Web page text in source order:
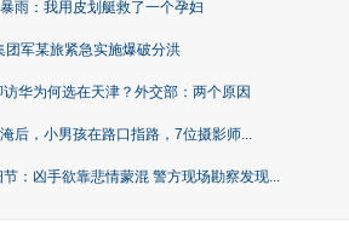
雨：我用皮划艇救了一个孕妇
团军某旅紧急实施爆破分洪
华为何选在天津？外交部：两个原因
后，小男孩在路口指路，7位摄影师...
：凶手欲靠悲情蒙混 警方现场勘察发现...